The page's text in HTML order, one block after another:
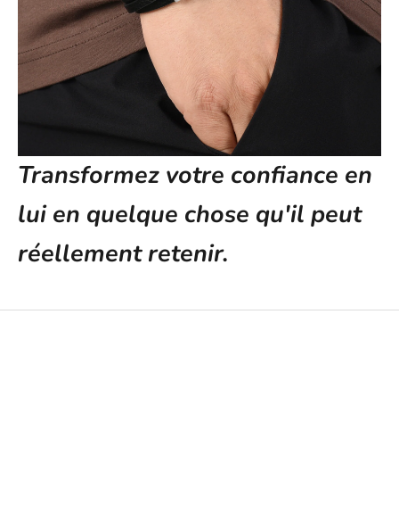
Transformez votre confiance en
lui en quelque chose qu'il peut
réellement retenir.